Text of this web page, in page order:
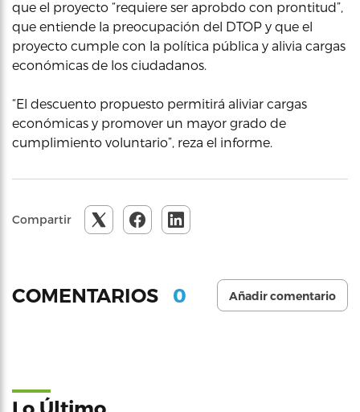
que el proyecto “requiere ser aprobdo con prontitud”,
que entiende la preocupación del DTOP y que el
proyecto cumple con la política pública y alivia cargas
económicas de los ciudadanos.
“El descuento propuesto permitirá aliviar cargas
económicas y promover un mayor grado de
cumplimiento voluntario”, reza el informe.
Compartir
COMENTARIOS 0 Añadir comentario